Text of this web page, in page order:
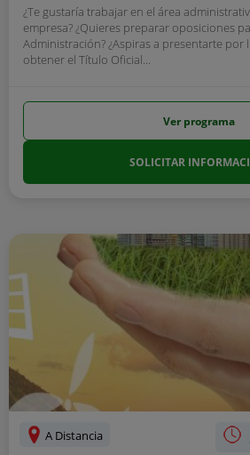
¿Te gustaría trabajar en el área
empresa? ¿Quieres preparar oposiciones
Administración? ¿Aspiras a presentarte por
obtener el Título Oficial...
Ver programa
SOLICITAR
A Distancia